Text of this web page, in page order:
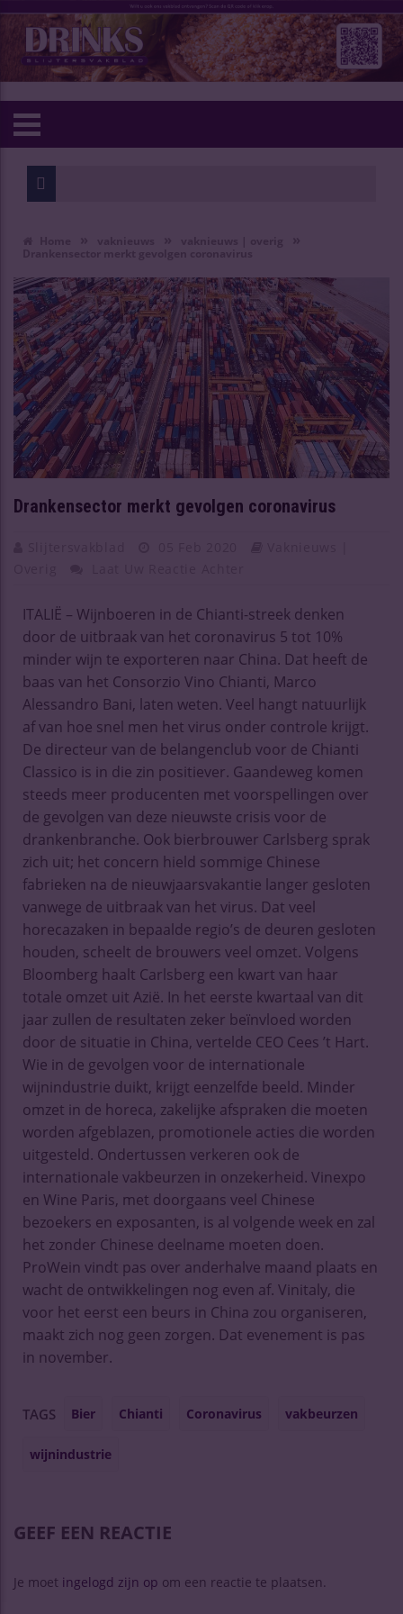
Drankensector merkt gevolgen coronavirus
ITALIË – Wijnboeren in de Chianti-streek denken
door de uitbraak van het coronavirus 5 tot 10%
minder wijn te exporteren naar China. Dat heeft de
baas van het Consorzio Vino Chianti, Marco
Alessandro Bani, laten weten. Veel hangt natuurlijk
af van hoe snel men het virus onder controle krijgt.
De directeur van de belangenclub voor de Chianti
Classico is in die zin positiever. Gaandeweg komen
steeds meer producenten met voorspellingen over
de gevolgen van deze nieuwste crisis voor de
drankenbranche. Ook bierbrouwer Carlsberg sprak
zich uit; het concern hield sommige Chinese
fabrieken na de nieuwjaarsvakantie langer gesloten
vanwege de uitbraak van het virus. Dat veel
horecazaken in bepaalde regio’s de deuren gesloten
houden, scheelt de brouwers veel omzet. Volgens
Bloomberg haalt Carlsberg een kwart van haar
totale omzet uit Azië. In het eerste kwartaal van dit
jaar zullen de resultaten zeker beïnvloed worden
door de situatie in China, vertelde CEO Cees ’t Hart.
Wie in de gevolgen voor de internationale
wijnindustrie duikt, krijgt eenzelfde beeld. Minder
omzet in de horeca, zakelijke afspraken die moeten
worden afgeblazen, promotionele acties die worden
uitgesteld. Ondertussen verkeren ook de
internationale vakbeurzen in onzekerheid. Vinexpo
en Wine Paris, met doorgaans veel Chinese
bezoekers en exposanten, is al volgende week en zal
het zonder Chinese deelname moeten doen.
ProWein vindt pas over anderhalve maand plaats en
wacht de ontwikkelingen nog even af. Vinitaly, die
voor het eerst een beurs in China zou organiseren,
maakt zich nog geen zorgen. Dat evenement is pas
in november.
TAGS Bier Chianti Coronavirus vakbeurzen
wijnindustrie
GEEF EEN REACTIE
Je moet ingelogd zijn op om een reactie te plaatsen.